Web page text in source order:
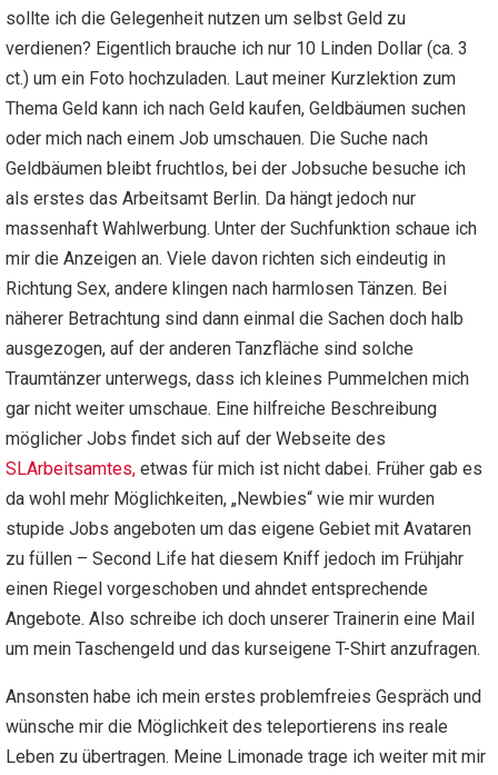
sollte ich die Gelegenheit nutzen um selbst Geld zu
verdienen? Eigentlich brauche ich nur 10 Linden Dollar (ca. 3
ct.) um ein Foto hochzuladen. Laut meiner Kurzlektion zum
Thema Geld kann ich nach Geld kaufen, Geldbäumen suchen
oder mich nach einem Job umschauen. Die Suche nach
Geldbäumen bleibt fruchtlos, bei der Jobsuche besuche ich
als erstes das Arbeitsamt Berlin. Da hängt jedoch nur
massenhaft Wahlwerbung. Unter der Suchfunktion schaue ich
mir die Anzeigen an. Viele davon richten sich eindeutig in
Richtung Sex, andere klingen nach harmlosen Tänzen. Bei
näherer Betrachtung sind dann einmal die Sachen doch halb
ausgezogen, auf der anderen Tanzfläche sind solche
Traumtänzer unterwegs, dass ich kleines Pummelchen mich
gar nicht weiter umschaue. Eine hilfreiche Beschreibung
möglicher Jobs findet sich auf der Webseite des
SLArbeitsamtes, etwas für mich ist nicht dabei. Früher gab es
da wohl mehr Möglichkeiten, „Newbies“ wie mir wurden
stupide Jobs angeboten um das eigene Gebiet mit Avataren
zu füllen – Second Life hat diesem Kniff jedoch im Frühjahr
einen Riegel vorgeschoben und ahndet entsprechende
Angebote. Also schreibe ich doch unserer Trainerin eine Mail
um mein Taschengeld und das kurseigene T-Shirt anzufragen.
Ansonsten habe ich mein erstes problemfreies Gespräch und
wünsche mir die Möglichkeit des teleportierens ins reale
Leben zu übertragen. Meine Limonade trage ich weiter mit mir